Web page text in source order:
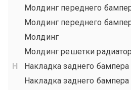
Молдинг переднего
Молдинг переднего
Молдинг
Молдинг решетки
Накладка заднего бампера
Накладка заднего бампера